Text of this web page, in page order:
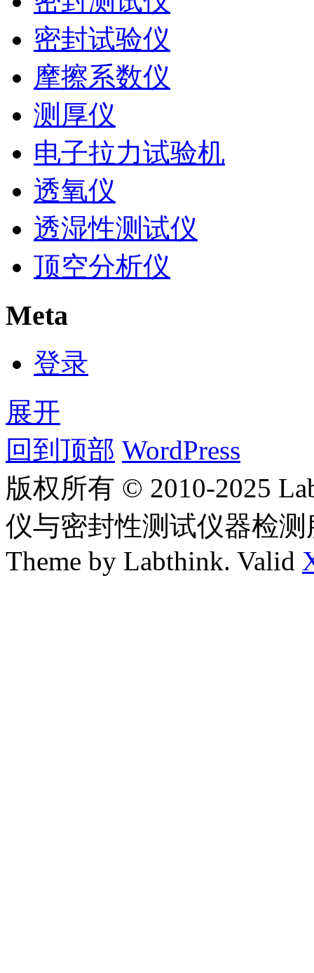
密封试验仪
摩擦系数仪
测厚仪
电子拉力试验机
透氧仪
透湿性测试仪
顶空分析仪
Meta
登录
展开
回到顶部 WordPress
版权所有 © 2010-2025
仪与密封性测试仪器检
Theme by Labthink. Valid